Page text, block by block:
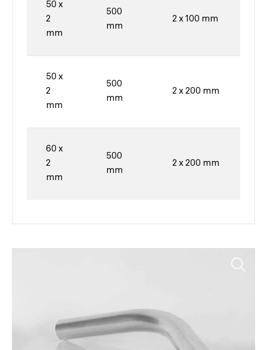
50 x
2
mm
500
mm
2 x 100 mm
50 x
2
mm
500
mm
2 x 200 mm
60 x
2
mm
500
mm
2 x 200 mm